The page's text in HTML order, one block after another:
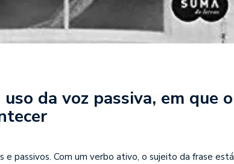
da voz passiva, em que o
passivos. Com um verbo ativo, o sujeito da frase está